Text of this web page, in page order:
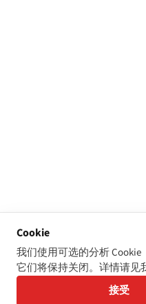
Cookie
我们使用可选的分析
它们将保持关闭。详情请见
接受